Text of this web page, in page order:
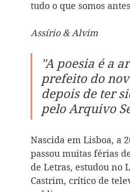
tudo o que somos
Assírio & Alvim
"A poesia é a
prefeito do
depois de ter
pelo Arquivo
Nascida em Lisboa, a
passou muitas férias
de Letras, estudou no
Castrim, crítico de